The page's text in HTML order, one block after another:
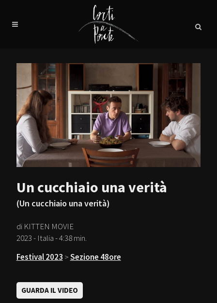
Un cucchiaio una verità
(Un cucchiaio una verità)
di KITTEN MOVIE
2023 - Italia - 4:38 min.
Festival 2023 >Sezione 48ore
GUARDA IL VIDEO